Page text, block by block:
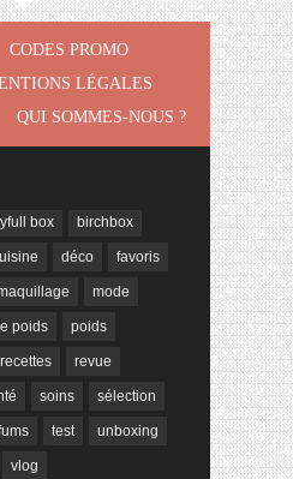
CODES PROMO
LÉGALES
QUI SOMMES-NOUS ?
box birchbox
déco favoris
mode
poids poids
recettes revue
soins sélection
test unboxing
vlog